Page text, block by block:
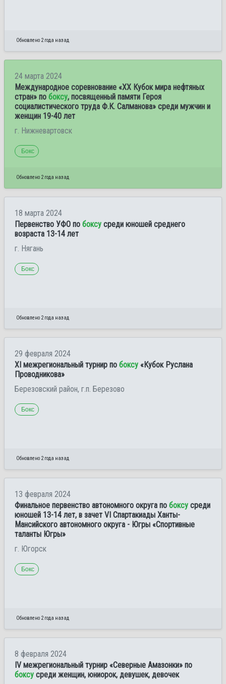
Обновлено 2 года назад
24 марта 2024
Международное соревнование «XX Кубок мира нефтяных
стран» по боксу, посвященный памяти Героя
социалистического труда Ф.К. Салманова» среди мужчин и
женщин 19-40 лет
г. Нижневартовск
Бокс
Обновлено 2 года назад
18 марта 2024
Первенство УФО по боксу среди юношей среднего
возраста 13-14 лет
г. Нягань
Бокс
Обновлено 2 года назад
29 февраля 2024
ХI межрегиональный турнир по боксу «Кубок Руслана
Проводникова»
Березовский район, г.п. Березово
Бокс
Обновлено 2 года назад
13 февраля 2024
Финальное первенство автономного округа по боксу среди
юношей 13-14 лет, в зачет VI Спартакиады Ханты-
Мансийского автономного округа - Югры «Спортивные
таланты Югры»
г. Югорск
Бокс
Обновлено 2 года назад
8 февраля 2024
IV межрегиональный турнир «Северные Амазонки» по
боксу среди женщин, юниорок, девушек, девочек